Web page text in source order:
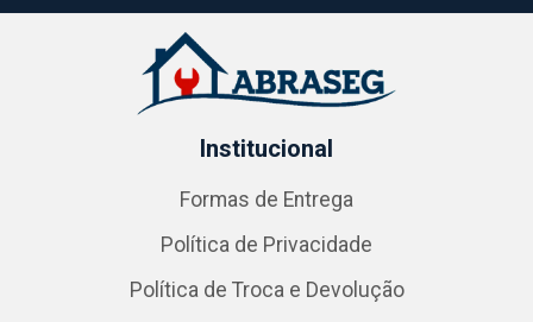
Institucional
Formas de Entrega
Política de Privacidade
Política de Troca e Devolução